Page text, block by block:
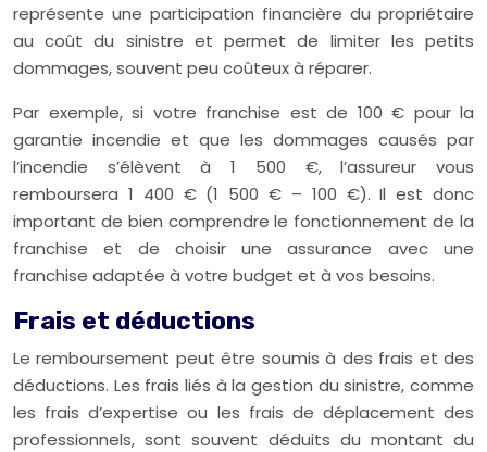
représente une participation financière du propriétaire
au coût du sinistre et permet de limiter les petits
dommages, souvent peu coûteux à réparer.
Par exemple, si votre franchise est de 100 € pour la
garantie incendie et que les dommages causés par
l’incendie s’élèvent à 1 500 €, l’assureur vous
remboursera 1 400 € (1 500 € – 100 €). Il est donc
important de bien comprendre le fonctionnement de la
franchise et de choisir une assurance avec une
franchise adaptée à votre budget et à vos besoins.
Frais et déductions
Le remboursement peut être soumis à des frais et des
déductions. Les frais liés à la gestion du sinistre, comme
les frais d’expertise ou les frais de déplacement des
professionnels, sont souvent déduits du montant du